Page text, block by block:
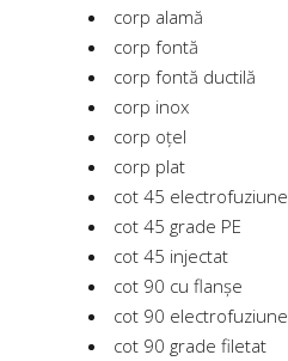
corp alamă
corp fontă
corp fontă ductilă
corp inox
corp oțel
corp plat
cot 45 electrofuziune
cot 45 grade PE
cot 45 injectat
cot 90 cu flanșe
cot 90 electrofuziune
cot 90 grade filetat